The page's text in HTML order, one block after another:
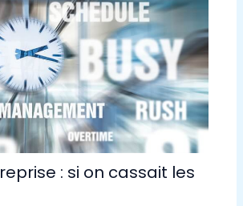
: si on cassait les